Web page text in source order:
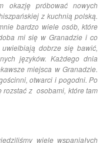
okazję próbować nowych
z kuchnią polską.
bardzo wiele osób, które
mi się w Granadzie i co
dobrze się bawić,
języków. Każdego dnia
miejsca w Granadzie.
otwarci i pogodni. Po
rozstać z osobami, które tam
wiele wspaniałych